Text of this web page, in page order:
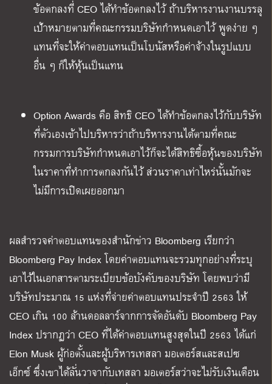
ข้อตกลงที่ CEO ได้ทำข้อตกลงไว้ ถ้าบริหารงานงานบรรลุ
เป้าหมายตามที่คณะกรรมบริษัทกำหนดเอาไว้ พูดง่าย ๆ
แทนที่จะให้ค่าตอบแทนเป็นโบนัสหรือค่าจ้างในรูปแบบ
อื่น ๆ ก็ให้หุ้นเป็นแทน
Option Awards คือ สิทธิ CEO ได้ทำข้อตกลงไว้กับบริษัท
ที่ตัวเองเข้าไปบริหารว่าถ้าบริหารงานได้ตามที่คณะ
กรรมการบริษัทกำหนดเอาไว้ก็จะได้สิทธิซื้อหุ้นของบริษัท
ในราคาที่ทำการตกลงกันไว้ ส่วนราคาเท่าไหร่นั้นมักจะ
ไม่มีการเปิดเผยออกมา
ผลสำรวจค่าตอบแทนของสำนักข่าว Bloomberg เรียกว่า
Bloomberg Pay Index โดยค่าตอบแทนจะรวมทุกอย่างที่ระบุ
เอาไว้ในเอกสารตามระเบียบข้อบังคับของบริษัท โดยพบว่ามี
บริษัทประมาณ 15 แห่งที่จ่ายค่าตอบแทนประจำปี 2563 ให้
CEO เกิน 100 ล้านดอลลาร์จากการจัดอันดับ Bloomberg Pay
Index ปรากฏว่า CEO ที่ได้ค่าตอบแทนสูงสุดในปี 2563 ได้แก่
Elon Musk ผู้ก่อตั้งและผู้บริหารเทสลา มอเตอร์สและสเปซ
เอ็กซ์ ซึ่งเขาได้ลั่นวาจากับเทสลา มอเตอร์สว่าจะไม่รับเงินเดือน